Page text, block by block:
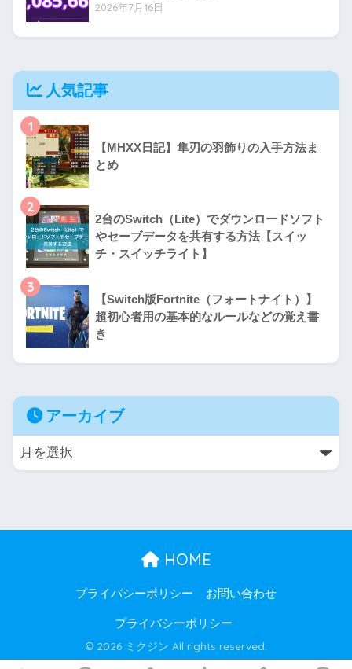
2026年7月16日
人気記事
1
【MHXX日記】隼刃の羽飾りの入手方法ま
とめ
2
2台のSwitch（Lite）でダウンロードソフト
やセーブデータを共有する方法【スイッ
チ・スイッチライト】
3
【Switch版Fortnite（フォートナイト）】
超初心者用の基本的なルールなどの覚え書
き
アーカイブ
HOME
プライバシーポリシー お問い合わせ
プライバシーポリシー
© 2026 ミクジン All rights reserved.